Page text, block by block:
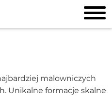
malowniczych
Unikalne formacje skalne